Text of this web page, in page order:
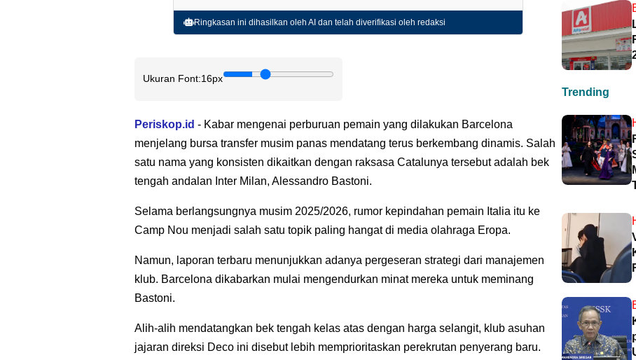
Ringkasan ini dihasilkan oleh AI dan telah diverifikasi oleh redaksi
Ukuran Font:16px
Periskop.id - Kabar mengenai perburuan pemain yang dilakukan Barcelona
menjelang bursa transfer musim panas mendatang terus berkembang dinamis. Salah
satu nama yang konsisten dikaitkan dengan raksasa Catalunya tersebut adalah bek
tengah andalan Inter Milan, Alessandro Bastoni.
Selama berlangsungnya musim 2025/2026, rumor kepindahan pemain Italia itu ke
Camp Nou menjadi salah satu topik paling hangat di media olahraga Eropa.
Namun, laporan terbaru menunjukkan adanya pergeseran strategi dari manajemen
klub. Barcelona dikabarkan mulai mengendurkan minat mereka untuk meminang
Bastoni.
Alih-alih mendatangkan bek tengah kelas atas dengan harga selangit, klub asuhan
jajaran direksi Deco ini disebut lebih memprioritaskan perekrutan penyerang baru.
Trending